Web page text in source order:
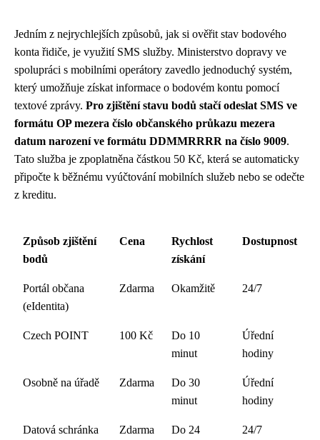
Jedním z nejrychlejších způsobů, jak si ověřit stav bodového
konta řidiče, je využití SMS služby. Ministerstvo dopravy ve
spolupráci s mobilními operátory zavedlo jednoduchý systém,
který umožňuje získat informace o bodovém kontu pomocí
textové zprávy. Pro zjištění stavu bodů stačí odeslat SMS ve
formátu OP mezera číslo občanského průkazu mezera
datum narození ve formátu DDMMRRRR na číslo 9009.
Tato služba je zpoplatněna částkou 50 Kč, která se automaticky
připočte k běžnému vyúčtování mobilních služeb nebo se odečte
z kreditu.
Způsob zjištění
bodů
Cena
Rychlost
získání
Dostupnost
Portál občana
(eIdentita)
Zdarma Okamžitě 24/7
Czech POINT 100 Kč
Do 10
minut
Úřední
hodiny
Osobně na úřadě Zdarma
Do 30
minut
Úřední
hodiny
Datová schránka Zdarma
Do 24
24/7